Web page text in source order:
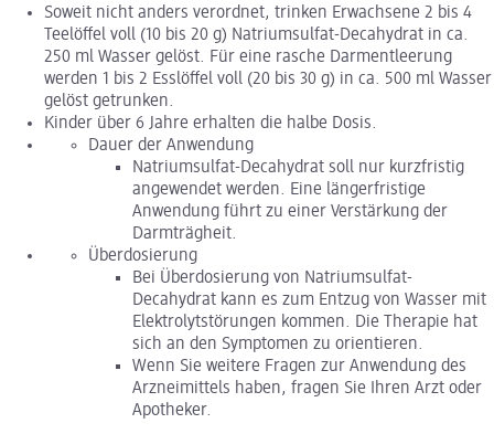
Soweit nicht anders verordnet, trinken Erwachsene 2 bis 4
Teelöffel voll (10 bis 20 g) Natriumsulfat-Decahydrat in ca.
250 ml Wasser gelöst. Für eine rasche Darmentleerung
werden 1 bis 2 Esslöffel voll (20 bis 30 g) in ca. 500 ml Wasser
gelöst getrunken.
Kinder über 6 Jahre erhalten die halbe Dosis.
Dauer der Anwendung
Natriumsulfat-Decahydrat soll nur kurzfristig
angewendet werden. Eine längerfristige
Anwendung führt zu einer Verstärkung der
Darmträgheit.
Überdosierung
Bei Überdosierung von Natriumsulfat-
Decahydrat kann es zum Entzug von Wasser mit
Elektrolytstörungen kommen. Die Therapie hat
sich an den Symptomen zu orientieren.
Wenn Sie weitere Fragen zur Anwendung des
Arzneimittels haben, fragen Sie Ihren Arzt oder
Apotheker.